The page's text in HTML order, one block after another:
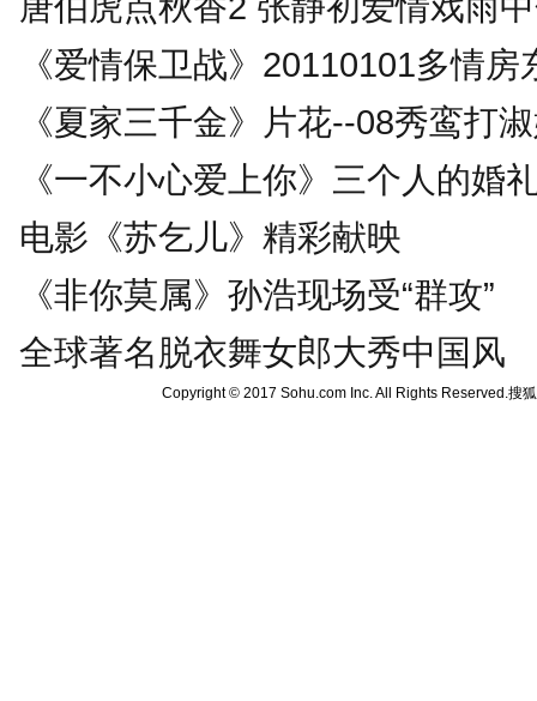
《爱情保卫战》20110101多情房
《夏家三千金》片花--08秀鸾打
《一不小心爱上你》三个人的婚
电影《苏乞儿》精彩献映
《非你莫属》孙浩现场受“群攻”
全球著名脱衣舞女郎大秀中国风
Copyright © 2017 Sohu.com Inc. All Rights Reserved.搜